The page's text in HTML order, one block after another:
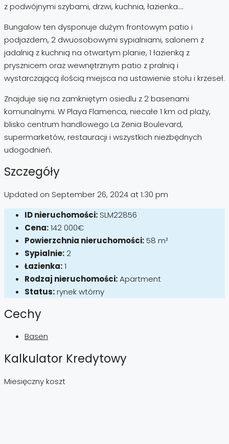
z podwójnymi szybami, drzwi, kuchnia, łazienka….
Bungalow ten dysponuje dużym frontowym patio i
podjazdem, 2 dwuosobowymi sypialniami, salonem z
jadalnią z kuchnią na otwartym planie, 1 łazienką z
prysznicem oraz wewnętrznym patio z pralnią i
wystarczającą ilością miejsca na ustawienie stołu i krzeseł.
Znajduje się na zamkniętym osiedlu z 2 basenami
komunalnymi. W Playa Flamenca, niecałe 1 km od plaży,
blisko centrum handlowego La Zenia Boulevard,
supermarketów, restauracji i wszystkich niezbędnych
udogodnień.
Szczegóły
Updated on September 26, 2024 at 1:30 pm
ID nieruchomości: SLM22856
Cena:142 000€
Powierzchnia nieruchomości:58 m²
Sypialnie: 2
Łazienka:1
Rodzaj nieruchomości:Apartment
Status:rynek wtórny
Cechy
Basen
Kalkulator Kredytowy
Miesięczny koszt